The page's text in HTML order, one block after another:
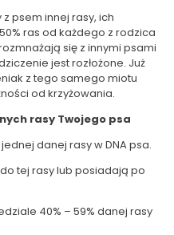
psem innej rasy, ich
ras od każdego z rodzica
się z innymi psami
jest rozłożone. Już
z tego samego miotu
od krzyżowania.
rasy Twojego psa
danej rasy w DNA psa.
tej rasy lub posiadają po
40% – 59% danej rasy